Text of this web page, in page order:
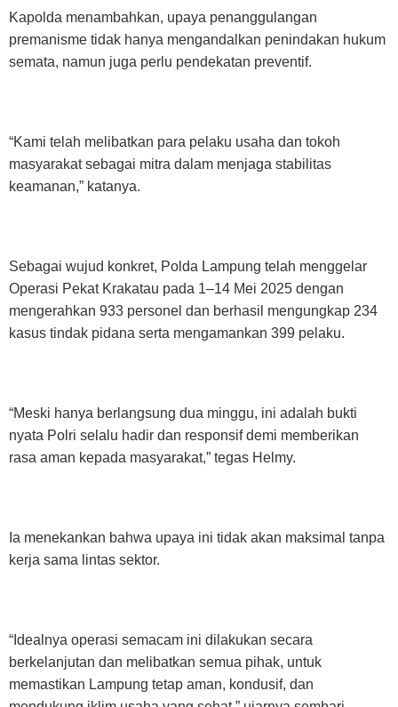
Kapolda menambahkan, upaya penanggulangan
premanisme tidak hanya mengandalkan penindakan hukum
semata, namun juga perlu pendekatan preventif.
“Kami telah melibatkan para pelaku usaha dan tokoh
masyarakat sebagai mitra dalam menjaga stabilitas
keamanan,” katanya.
Sebagai wujud konkret, Polda Lampung telah menggelar
Operasi Pekat Krakatau pada 1–14 Mei 2025 dengan
mengerahkan 933 personel dan berhasil mengungkap 234
kasus tindak pidana serta mengamankan 399 pelaku.
“Meski hanya berlangsung dua minggu, ini adalah bukti
nyata Polri selalu hadir dan responsif demi memberikan
rasa aman kepada masyarakat,” tegas Helmy.
Ia menekankan bahwa upaya ini tidak akan maksimal tanpa
kerja sama lintas sektor.
“Idealnya operasi semacam ini dilakukan secara
berkelanjutan dan melibatkan semua pihak, untuk
memastikan Lampung tetap aman, kondusif, dan